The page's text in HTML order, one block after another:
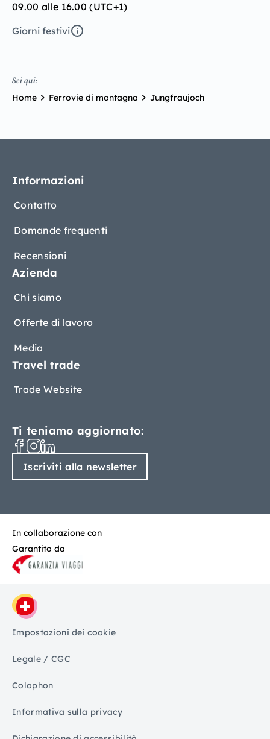
09.00 alle 16.00 (UTC+1)
Giorni festivi
Sei qui:
Home Ferrovie di montagna Jungfraujoch
Informazioni
Contatto
Domande frequenti
Recensioni
Azienda
Chi siamo
Offerte di lavoro
Media
Travel trade
Trade Website
Ti teniamo aggiornato:
Iscriviti alla newsletter
In collaborazione con
Garantito da
Impostazioni dei cookie
Legale / CGC
Colophon
Informativa sulla privacy